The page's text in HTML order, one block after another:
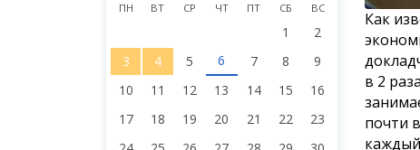
ПН ВТ СР ЧТ ПТ СБ ВС
1
2
3
4 5 6 7 8
9
10
11 12 13 14 15
16
17
18 19 20 21 22
23
Как
в 2
почти
каждый